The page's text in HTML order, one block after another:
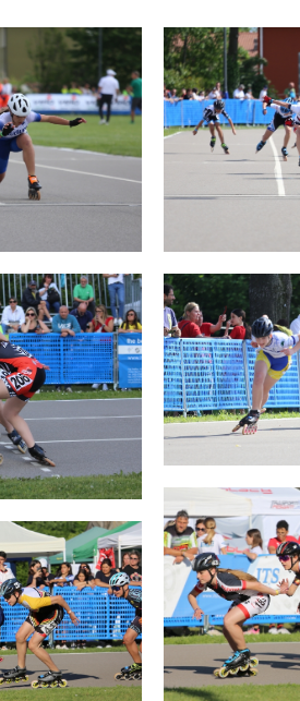
INLINE
ROLLER
Policy Cookie policy